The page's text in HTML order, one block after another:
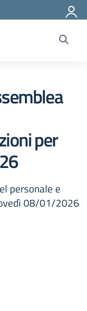
per
personale e
08/01/2026